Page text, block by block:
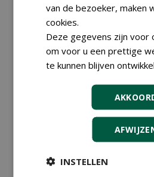
12-06-2026,
Chauffeur
zaden
DSV zaden
06-08-2026, Ven-
Allround
van de bezoeker, maken
cookies.
Deze gegevens zijn voor
om voor u een prettige
te kunnen blijven
INSTELLEN